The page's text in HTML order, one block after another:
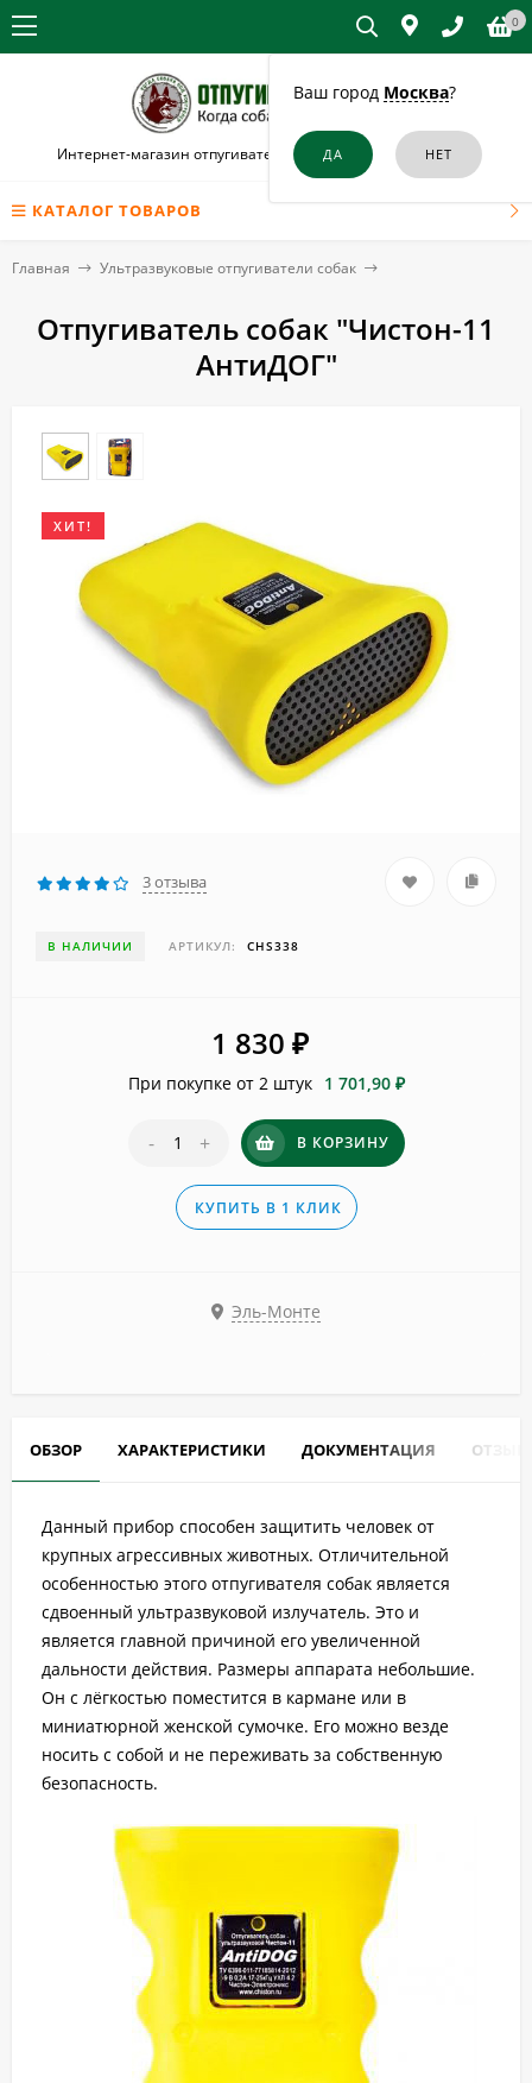
Ваш город Москва?
0
Интернет-магазин отпугивателей собак и кошек в Амурске
КАТАЛОГ ТОВАРОВ
Главная Ультразвуковые отпугиватели собак
Отпугиватель собак "Чистон-11
АнтиДОГ"
ХИТ!
3 отзыва
В НАЛИЧИИ АРТИКУЛ: CHS338
1 830 ₽
При покупке от 2 штук 1 701,90 ₽
- + В КОРЗИНУ
КУПИТЬ В 1 КЛИК
Эль-Монте
ОБЗОР ХАРАКТЕРИСТИКИ ДОКУМЕНТАЦИЯ
Данный прибор способен защитить человек от
крупных агрессивных животных. Отличительной
особенностью этого отпугивателя собак является
сдвоенный ультразвуковой излучатель. Это и
является главной причиной его увеличенной
дальности действия. Размеры аппарата небольшие.
Он с лёгкостью поместится в кармане или в
миниатюрной женской сумочке. Его можно везде
носить с собой и не переживать за собственную
безопасность.